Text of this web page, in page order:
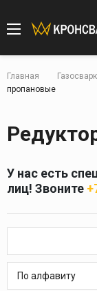
Главная
пропановые
У нас есть
лиц! Звоните
По алфавиту